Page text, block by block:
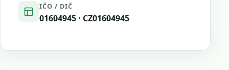
IČO / DIČ
01604945 · CZ01604945